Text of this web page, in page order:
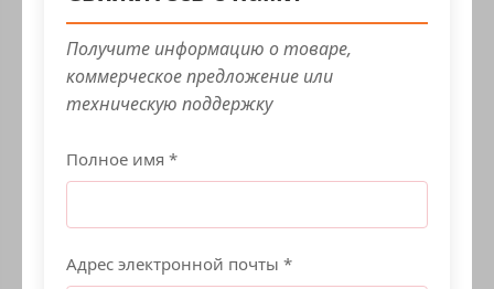
Получите информацию о товаре,
коммерческое предложение или
техническую поддержку
Полное имя *
Адрес электронной почты *